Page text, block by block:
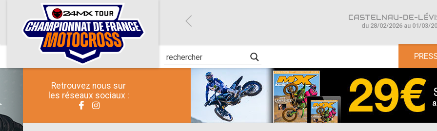
Retrouvez nous sur
les réseaux sociaux :
CASTELNAU-DE-
du 28/02/2026 au 01/03/